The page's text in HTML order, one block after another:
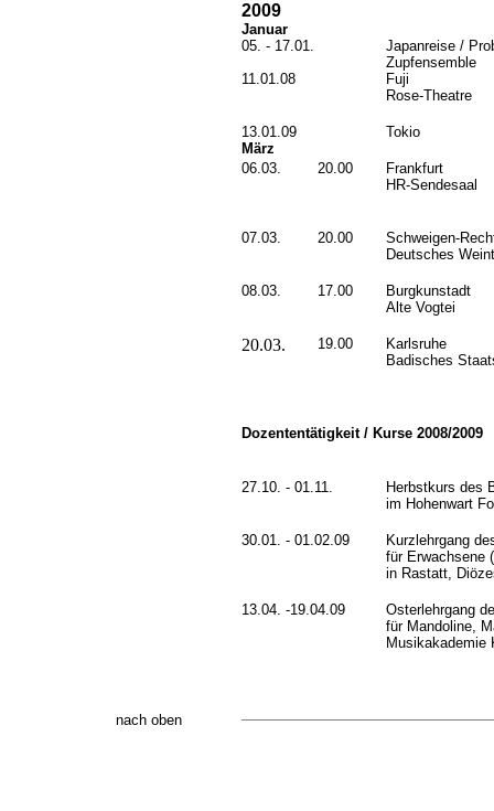
2009
Januar
05. - 17.01.
Japanreise /
Zupfensemble
11.01.08
Fuji
Rose-Theatre
13.01.09
Tokio
März
06.03.
20.00
Frankfurt
HR-Sendesaal
07.03. 20.00
Schweigen-
Deutsches
08.03. 17.00
Burgkunstadt
Alte Vogtei
20.03. 19.00
Karlsruhe
Badisches
Dozententätigkeit / Kurse 2008/2009
27.10. - 01.11.
Herbstkurs des
im Hohenwart
30.01. - 01.02.09
Kurzlehrgang
für Erwachsene
in Rastatt,
13.04. -19.04.09
Osterlehrgang
für Mandoline,
Musikakademie
nach oben